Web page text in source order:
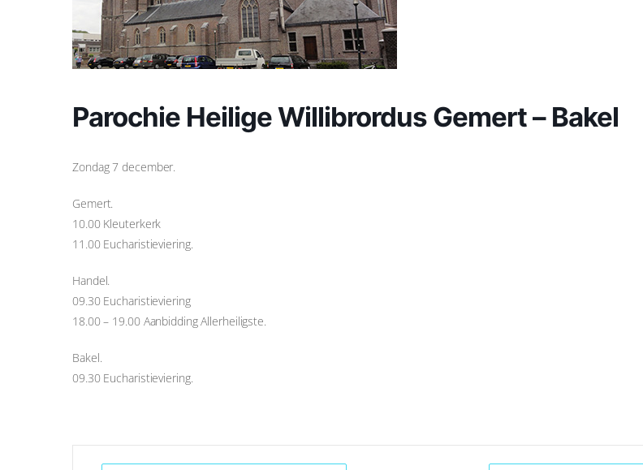
Parochie Heilige Willibrordus Gemert – Bakel
Zondag 7 december.
Gemert.
10.00 Kleuterkerk
11.00 Eucharistieviering.
Handel.
09.30 Eucharistieviering
18.00 – 19.00 Aanbidding Allerheiligste.
Bakel.
09.30 Eucharistieviering.